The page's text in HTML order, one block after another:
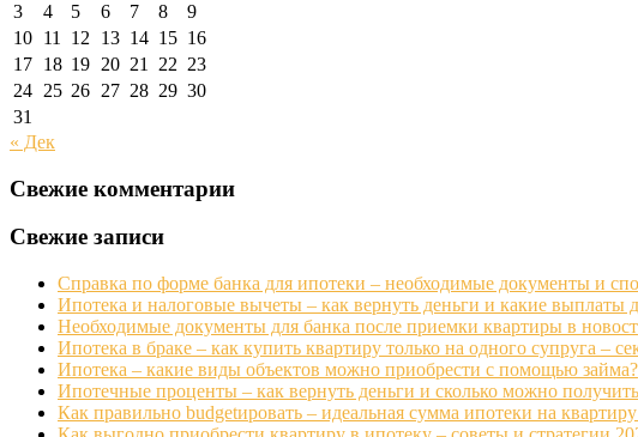
3
4 5 6 7 8
9
10 11 12 13 14 15 16
17 18 19 20 21 22 23
24 25 26 27 28 29 30
31
« Дек
Свежие комментарии
Свежие записи
Справка по форме банка для ипотеки – необходимые документы и
Ипотека и налоговые вычеты – как вернуть деньги и какие выплаты
Необходимые документы для банка после приемки квартиры в
Ипотека в браке – как купить квартиру только на одного супруга –
Ипотека – какие виды объектов можно приобрести с помощью займа?
Ипотечные проценты – как вернуть деньги и сколько можно
Как правильно budgetировать – идеальная сумма ипотеки на